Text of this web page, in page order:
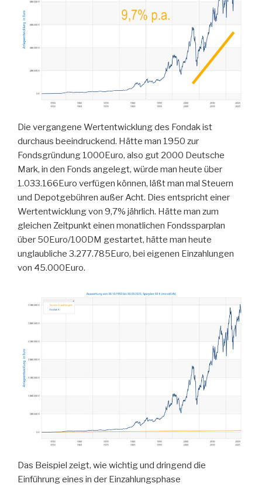
Die vergangene Wertentwicklung des Fondak ist
durchaus beeindruckend. Hätte man 1950 zur
Fondsgründung 1000Euro, also gut 2000 Deutsche
Mark, in den Fonds angelegt, würde man heute über
1.033.166Euro verfügen können, läßt man mal Steuern
und Depotgebühren außer Acht. Dies entspricht einer
Wertentwicklung von 9,7% jährlich. Hätte man zum
gleichen Zeitpunkt einen monatlichen Fondssparplan
über 50Euro/100DM gestartet, hätte man heute
unglaubliche 3.277.785Euro, bei eigenen Einzahlungen
von 45.000Euro.
Das Beispiel zeigt, wie wichtig und dringend die
Einführung eines in der Einzahlungsphase